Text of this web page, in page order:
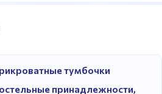
тумбочки
принадлежности,